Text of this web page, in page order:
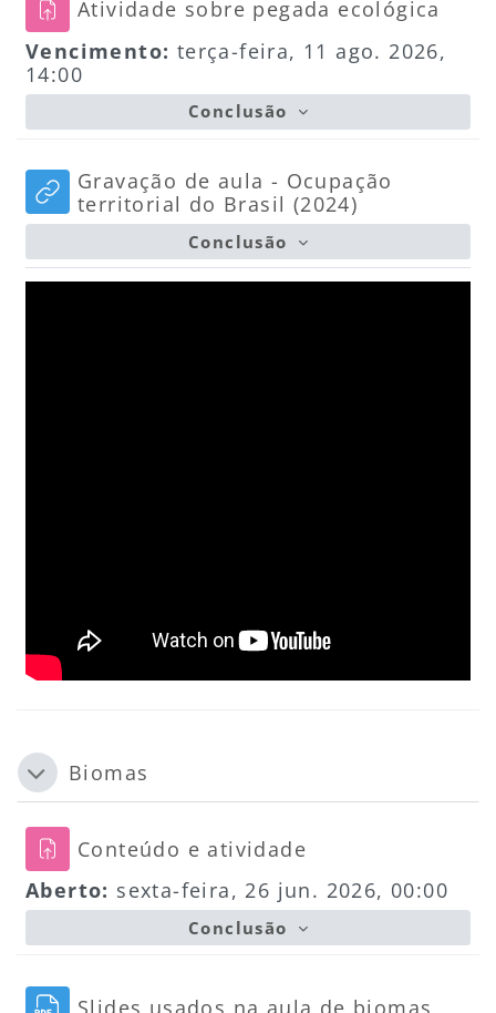
Atividade sobre pegada ecológica
Vencimento: terça-feira, 11 ago. 2026,
14:00
Conclusão
Gravação de aula - Ocupação
territorial do Brasil (2024)
Conclusão
Contrair
Biomas
Conteúdo e atividade
Aberto: sexta-feira, 26 jun. 2026, 00:00
Conclusão